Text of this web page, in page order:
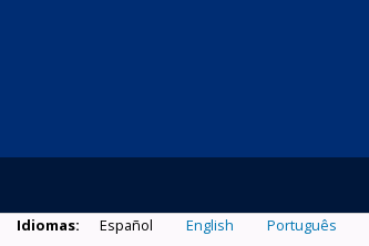
Idiomas: Español English Português